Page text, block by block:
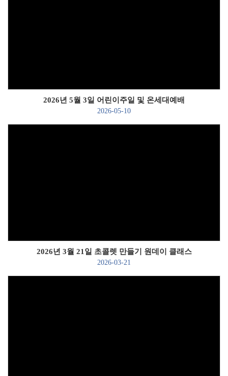
2026년 5월 3일 어린이주일 및 온세대예배
2026-05-10
2026년 3월 21일 초콜렛 만들기 원데이 클래스
2026-03-21